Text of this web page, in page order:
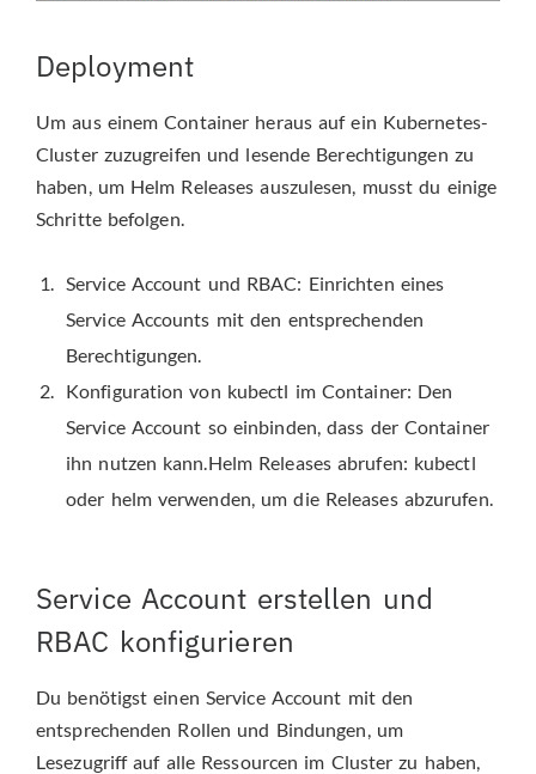
Deployment
Um aus einem Container heraus auf ein Kubernetes-
Cluster zuzugreifen und lesende Berechtigungen zu
haben, um Helm Releases auszulesen, musst du einige
Schritte befolgen.
Service Account und RBAC: Einrichten eines
Service Accounts mit den entsprechenden
Berechtigungen.
Konfiguration von kubectl im Container: Den
Service Account so einbinden, dass der Container
ihn nutzen kann.Helm Releases abrufen: kubectl
oder helm verwenden, um die Releases abzurufen.
Service Account erstellen und
RBAC konfigurieren
Du benötigst einen Service Account mit den
entsprechenden Rollen und Bindungen, um
Lesezugriff auf alle Ressourcen im Cluster zu haben,